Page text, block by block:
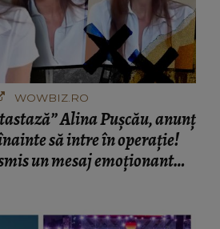
WOWBIZ.RO
Alina Pușcău, anunț
să intre în operație!
un mesaj emoționant